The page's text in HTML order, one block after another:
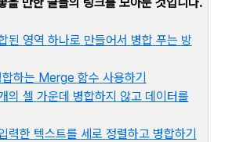
된 영역 하나로 만들어서 병합 푸는 방
합하는 Merge 함수 사용하기
의 셀 가운데 병합하지 않고 데이터를
력한 텍스트를 세로 정렬하고 병합하기